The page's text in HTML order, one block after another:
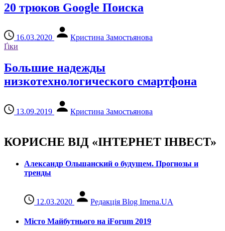
20 трюков Google Поиска
16.03.2020
Кристина Замостьянова
Ґіки
Большие надежды
низкотехнологического смартфона
13.09.2019 Кристина Замостьянова
КОРИСНЕ ВІД «ІНТЕРНЕТ ІНВЕСТ»
Александр Ольшанский о будущем. Прогнозы и
тренды
12.03.2020 Редакція Blog Imena.UA
Місто Майбутнього на iForum 2019